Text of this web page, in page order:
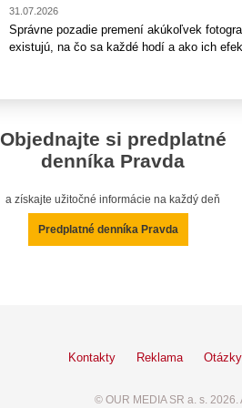
31.07.2026
Správne pozadie premení akúkoľvek
existujú, na čo sa každé hodí a ako ich
Objednajte si predplatné
denníka Pravda
a získajte užitočné informácie na každý deň
Predplatné denníka Pravda
Kontakty Reklama
© OUR MEDIA SR a. s.